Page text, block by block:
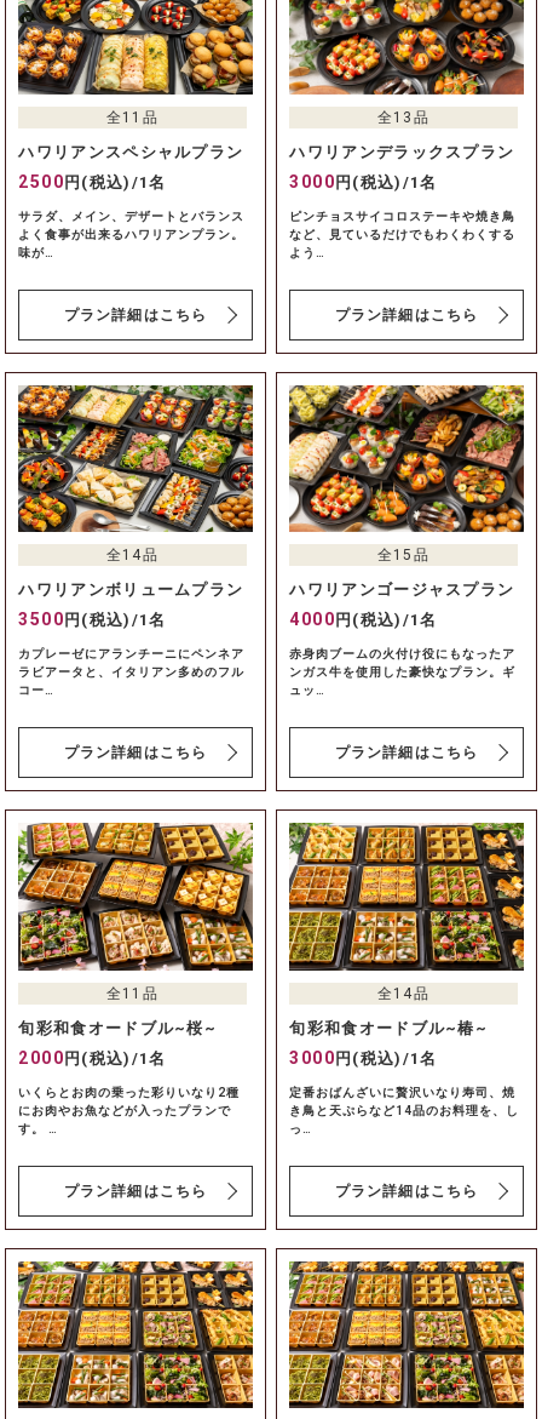
全11品
ハワリアンスペシャルプラン
2500円(税込)/1名
サラダ、メイン、デザートとバランス
よく食事が出来るハワリアンプラン。
味が…
プラン詳細はこちら
全13品
ハワリアンデラックスプラン
3000円(税込)/1名
ピンチョスサイコロステーキや焼き鳥
など、見ているだけでもわくわくする
よう…
プラン詳細はこちら
全14品
ハワリアンボリュームプラン
3500 円(税込)/1名
カプレーゼにアランチーニにペンネア
ラビアータと、イタリアン多めのフル
コー…
プラン詳細はこちら
全15品
ハワリアンゴージャスプラン
4000 円(税込)/1名
赤身肉ブームの火付け役にもなったア
ンガス牛を使用した豪快なプラン。ギ
ュッ…
プラン詳細はこちら
全11品
旬彩和食オードブル~桜~
2000円(税込)/1名
いくらとお肉の乗った彩りいなり2種
にお肉やお魚などが入ったプランで
す。 …
プラン詳細はこちら
全14品
旬彩和食オードブル~椿~
3000円(税込)/1名
定番おばんざいに贅沢いなり寿司、焼
き鳥と天ぷらなど14品のお料理を、し
っ…
プラン詳細はこちら